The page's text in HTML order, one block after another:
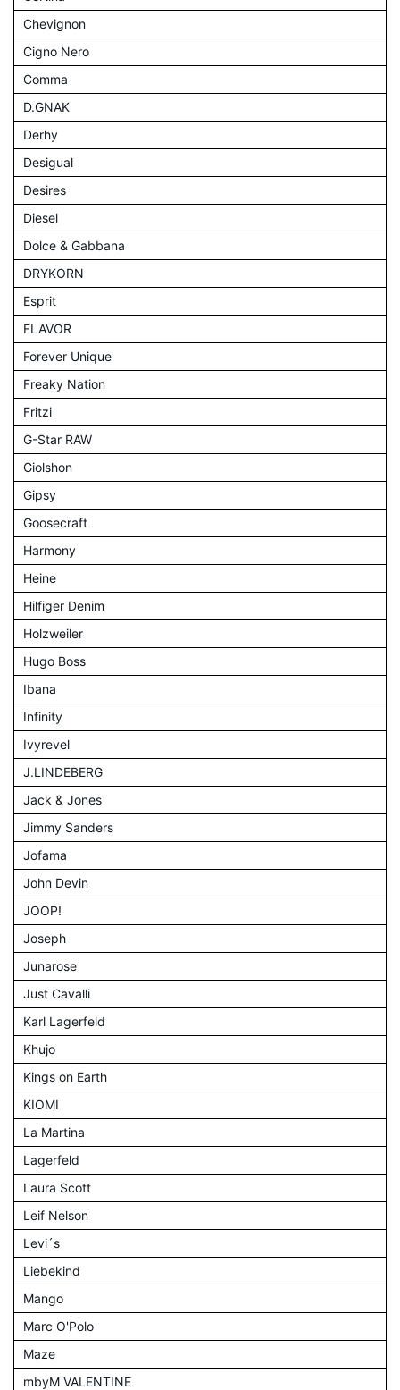
Chevignon
Cigno Nero
Comma
D.GNAK
Derhy
Desigual
Desires
Diesel
Dolce & Gabbana
DRYKORN
Esprit
FLAVOR
Forever Unique
Freaky Nation
Fritzi
G-Star RAW
Giolshon
Gipsy
Goosecraft
Harmony
Heine
Hilfiger Denim
Holzweiler
Hugo Boss
Ibana
Infinity
Ivyrevel
J.LINDEBERG
Jack & Jones
Jimmy Sanders
Jofama
John Devin
JOOP!
Joseph
Junarose
Just Cavalli
Karl Lagerfeld
Khujo
Kings on Earth
KIOMI
La Martina
Lagerfeld
Laura Scott
Leif Nelson
Levi´s
Liebekind
Mango
Marc O'Polo
Maze
mbyM VALENTINE